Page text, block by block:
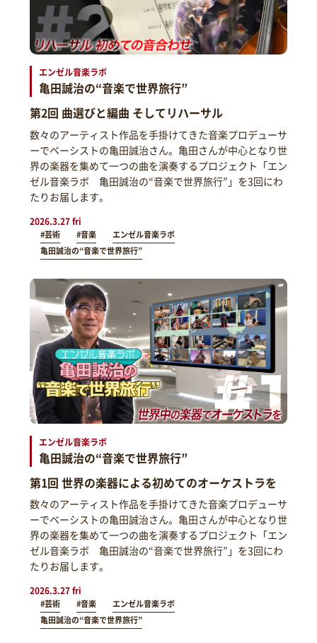
エンゼル音楽ラボ
亀田誠治の“音楽で世界旅行”
第2回 曲選びと編曲 そしてリハーサル
数々のアーティスト作品を手掛けてきた音楽プロデューサ
ーでベーシストの亀田誠治さん。亀田さんが中心となり世
界の楽器を集めて一つの曲を演奏するプロジェクト「エン
ゼル音楽ラボ 亀田誠治の“音楽で世界旅行”」を3回にわ
たりお届します。
2026.3.27 fri
#芸術 #音楽
エンゼル音楽ラボ
亀田誠治の“音楽で世界旅行”
エンゼル音楽ラボ
亀田誠治の“音楽で世界旅行”
第1回 世界の楽器による初めてのオーケストラを
数々のアーティスト作品を手掛けてきた音楽プロデューサ
ーでベーシストの亀田誠治さん。亀田さんが中心となり世
界の楽器を集めて一つの曲を演奏するプロジェクト「エン
ゼル音楽ラボ 亀田誠治の“音楽で世界旅行”」を3回にわ
たりお届します。
2026.3.27 fri
#芸術 #音楽
エンゼル音楽ラボ
亀田誠治の“音楽で世界旅行”